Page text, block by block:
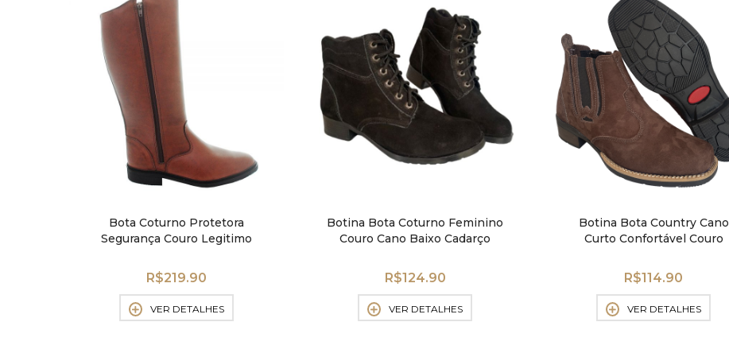
Bota Coturno Protetora
Segurança Couro Legitimo
R$219.90
VER DETALHES
Botina Bota Coturno Feminino
Couro Cano Baixo Cadarço
R$124.90
VER DETALHES
Botina Bota Country Cano
Curto Confortável Couro
R$114.90
VER DETALHES